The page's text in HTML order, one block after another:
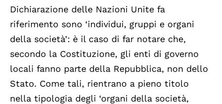
Dichiarazione delle Nazioni Unite fa
riferimento sono ‘individui, gruppi e organi
della società’: è il caso di far notare che,
secondo la Costituzione, gli enti di governo
locali fanno parte della Repubblica, non dello
Stato. Come tali, rientrano a pieno titolo
nella tipologia degli ‘organi della società,